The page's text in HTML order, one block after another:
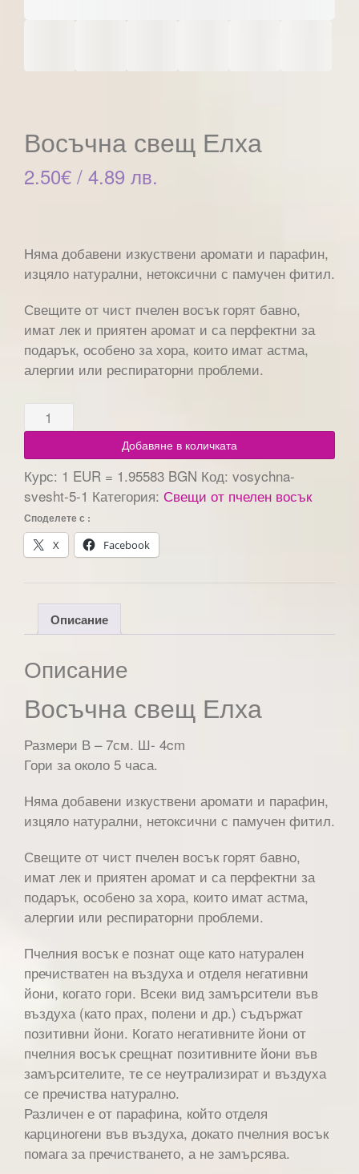
Восъчна свещ Елха
2.50€ / 4.89 лв.
Няма добавени изкуствени аромати и парафин,
изцяло натурални, нетоксични с памучен фитил.
Свещите от чист пчелен восък горят бавно,
имат лек и приятен аромат и са перфектни за
подарък, особено за хора, които имат астма,
алергии или респираторни проблеми.
Добавяне в количката
Курс: 1 EUR = 1.95583 BGN Код: vosychna-
svesht-5-1 Категория: Свещи от пчелен восък
Споделете с :
X
Facebook
Описание
Описание
Восъчна свещ Елха
Размери В – 7см. Ш- 4cm
Гори за около 5 часа.
Няма добавени изкуствени аромати и парафин,
изцяло натурални, нетоксични с памучен фитил.
Свещите от чист пчелен восък горят бавно,
имат лек и приятен аромат и са перфектни за
подарък, особено за хора, които имат астма,
алергии или респираторни проблеми.
Пчелния восък е познат още като натурален
пречистватен на въздуха и отделя негативни
йони, когато гори. Всеки вид замърсители във
въздуха (като прах, полени и др.) съдържат
позитивни йони. Когато негативните йони от
пчелния восък срещнат позитивните йони във
замърсителите, те се неутрализират и въздуха
се пречиства натурално.
Различен е от парафина, който отделя
карциногени във въздуха, докато пчелния восък
помага за пречистването, а не замърсява.